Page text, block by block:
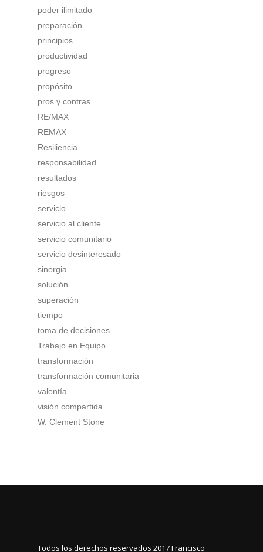
poder ilimitado
preparación
principios
productividad
progreso
propósito
pros y contras
RE/MAX
REMAX
Resiliencia
responsabilidad
resultados
riesgos
servicio
servicio al cliente
servicio comunitario
servicio desinteresado
sinergia
solución
superación
tiempo
toma de decisiones
Trabajo en Equipo
transformación
transformación comunitaria
valentía
visión compartida
W. Clement Stone
Todos los derechos reservados 2017Francisco